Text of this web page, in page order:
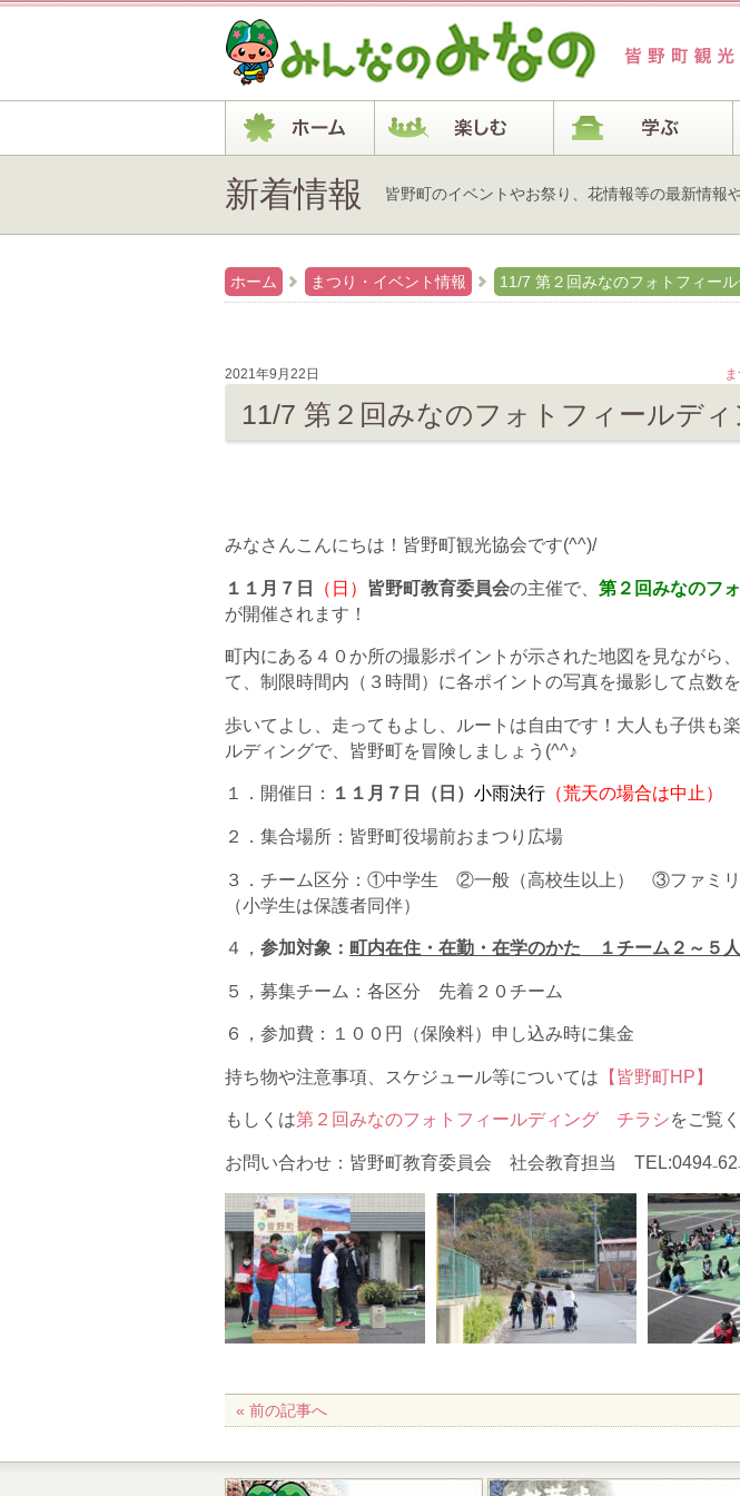
新着情報 皆野町のイベントやお祭り、花情報等の最新情報
ホーム まつり・イベント情報 11/7 第２回みなのフォトフィー
2021年9月22日
11/7 第２回みなのフォトフィールデ
みなさんこんにちは！皆野町観光協会です(^^)/
１１月７日 （日） 皆野町教育委員会の主催で、 第２回みなのフ
が開催されます！
町内にある４０か所の撮影ポイントが示された地図を見ながら
て、制限時間内（３時間）に各ポイントの写真を撮影して点数
歩いてよし、走ってもよし、ルートは自由です！大人も子供も
ルディングで、皆野町を冒険しましょう(^^♪
１．開催日： １１月７日（日） 小雨決行 （荒天の場合は中止）
２．集合場所：皆野町役場前おまつり広場
３．チーム区分：①中学生 ②一般（高校生以上） ③ファミ
（小学生は保護者同伴）
４， 参加対象： 町内在住・在勤・在学のかた １チーム２～５人
５，募集チーム：各区分 先着２０チーム
６，参加費：１００円（保険料）申し込み時に集金
持ち物や注意事項、スケジュール等については 【皆野町HP】
もしくは第２回みなのフォトフィールディング チラシをご覧
お問い合わせ：皆野町教育委員会 社会教育担当
« 前の記事へ